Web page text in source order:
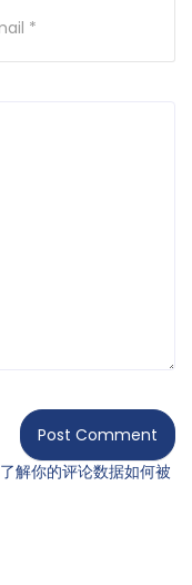
了解你的评论数据如何被